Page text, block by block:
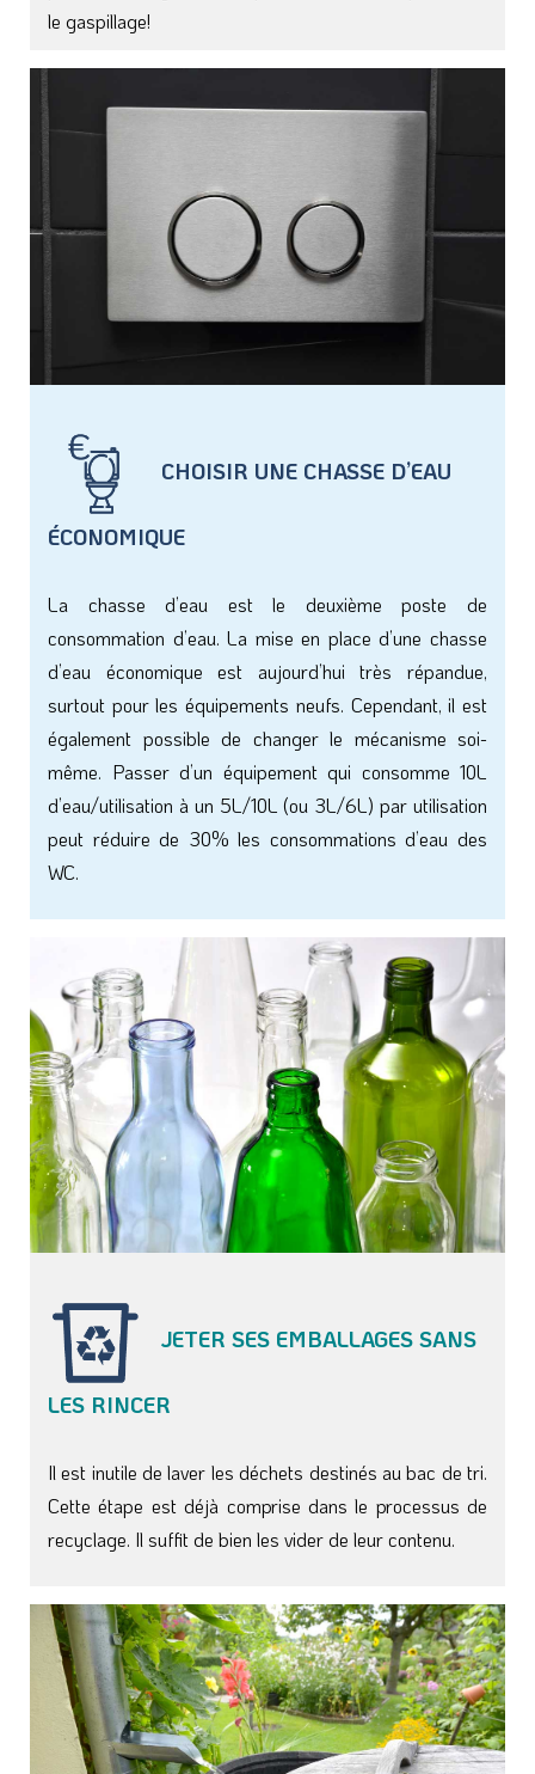
le gaspillage!
CHOISIR UNE CHASSE D’EAU
ÉCONOMIQUE
La chasse d’eau est le deuxième poste de
consommation d’eau. La mise en place d’une chasse
d’eau économique est aujourd’hui très répandue,
surtout pour les équipements neufs. Cependant, il est
également possible de changer le mécanisme soi-
même. Passer d’un équipement qui consomme 10L
d’eau/utilisation à un 5L/10L (ou 3L/6L) par utilisation
peut réduire de 30% les consommations d’eau des
WC.
JETER SES EMBALLAGES SANS
LES RINCER
Il est inutile de laver les déchets destinés au bac de tri.
Cette étape est déjà comprise dans le processus de
recyclage. Il suffit de bien les vider de leur contenu.